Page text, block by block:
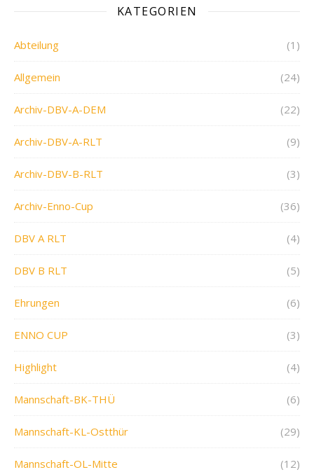
KATEGORIEN
Abteilung (1)
Allgemein (24)
Archiv-DBV-A-DEM (22)
Archiv-DBV-A-RLT (9)
Archiv-DBV-B-RLT (3)
Archiv-Enno-Cup (36)
DBV A RLT (4)
DBV B RLT (5)
Ehrungen (6)
ENNO CUP (3)
Highlight (4)
Mannschaft-BK-THÜ (6)
Mannschaft-KL-Ostthür (29)
Mannschaft-OL-Mitte (12)